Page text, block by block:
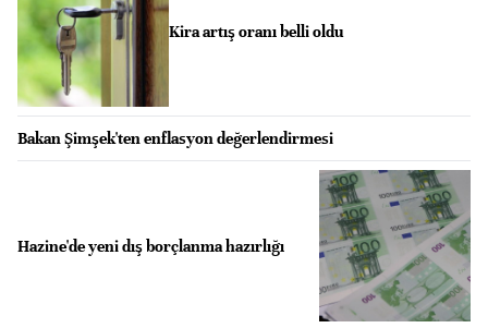
Kira artış oranı belli oldu
Bakan Şimşek'ten enflasyon değerlendirmesi
Hazine'de yeni dış borçlanma hazırlığı